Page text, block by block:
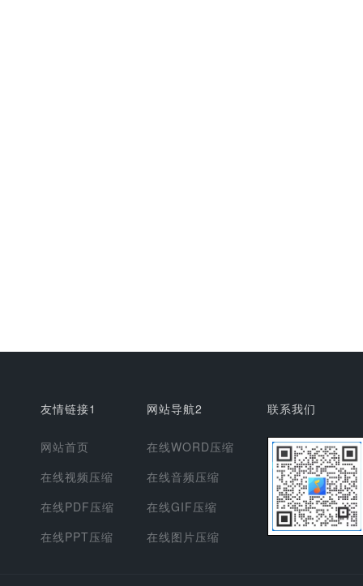
友情链接1
网站首页
在线视频压缩
在线PDF压缩
在线PPT压缩
网站导航2
在线WORD压缩
在线音频压缩
在线GIF压缩
在线图片压缩
联系我们